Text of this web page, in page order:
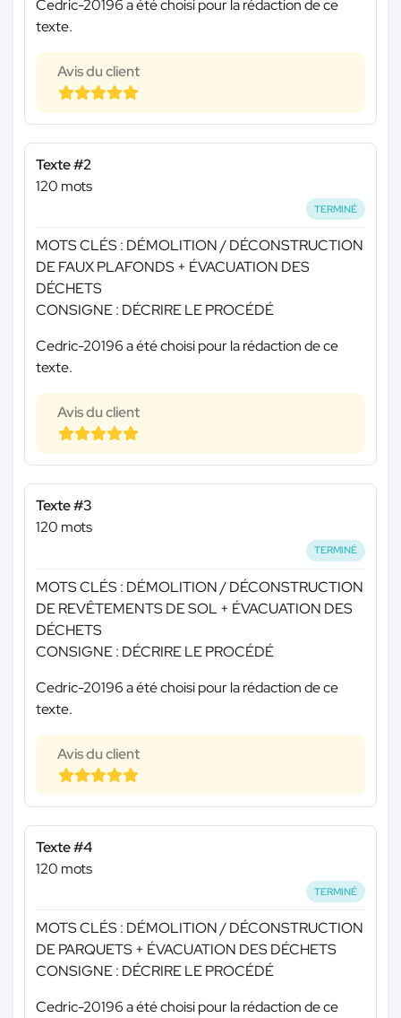
Cedric-20196 a été choisi pour la rédaction de ce
texte.
Avis du client
Texte #2
120 mots
TERMINÉ
MOTS CLÉS : DÉMOLITION / DÉCONSTRUCTION
DE FAUX PLAFONDS + ÉVACUATION DES
DÉCHETS
CONSIGNE : DÉCRIRE LE PROCÉDÉ
Cedric-20196 a été choisi pour la rédaction de ce
texte.
Avis du client
Texte #3
120 mots
TERMINÉ
MOTS CLÉS : DÉMOLITION / DÉCONSTRUCTION
DE REVÊTEMENTS DE SOL + ÉVACUATION DES
DÉCHETS
CONSIGNE : DÉCRIRE LE PROCÉDÉ
Cedric-20196 a été choisi pour la rédaction de ce
texte.
Avis du client
Texte #4
120 mots
TERMINÉ
MOTS CLÉS : DÉMOLITION / DÉCONSTRUCTION
DE PARQUETS + ÉVACUATION DES DÉCHETS
CONSIGNE : DÉCRIRE LE PROCÉDÉ
Cedric-20196 a été choisi pour la rédaction de ce